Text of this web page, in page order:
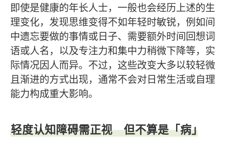
即使是健康的年长人士，一般也会经历上述的生
理变化，发现思维变得不如年轻时敏锐，例如间
中遗忘要做的事情或日子、需要额外时间回想词
语或人名，以及专注力和集中力稍微下降等，实
际情况因人而异。不过，这些改变大多以较轻微
且渐进的方式出现，通常不会对日常生活或自理
能力构成重大影响。
轻度认知障碍需正视 但不算是「病」